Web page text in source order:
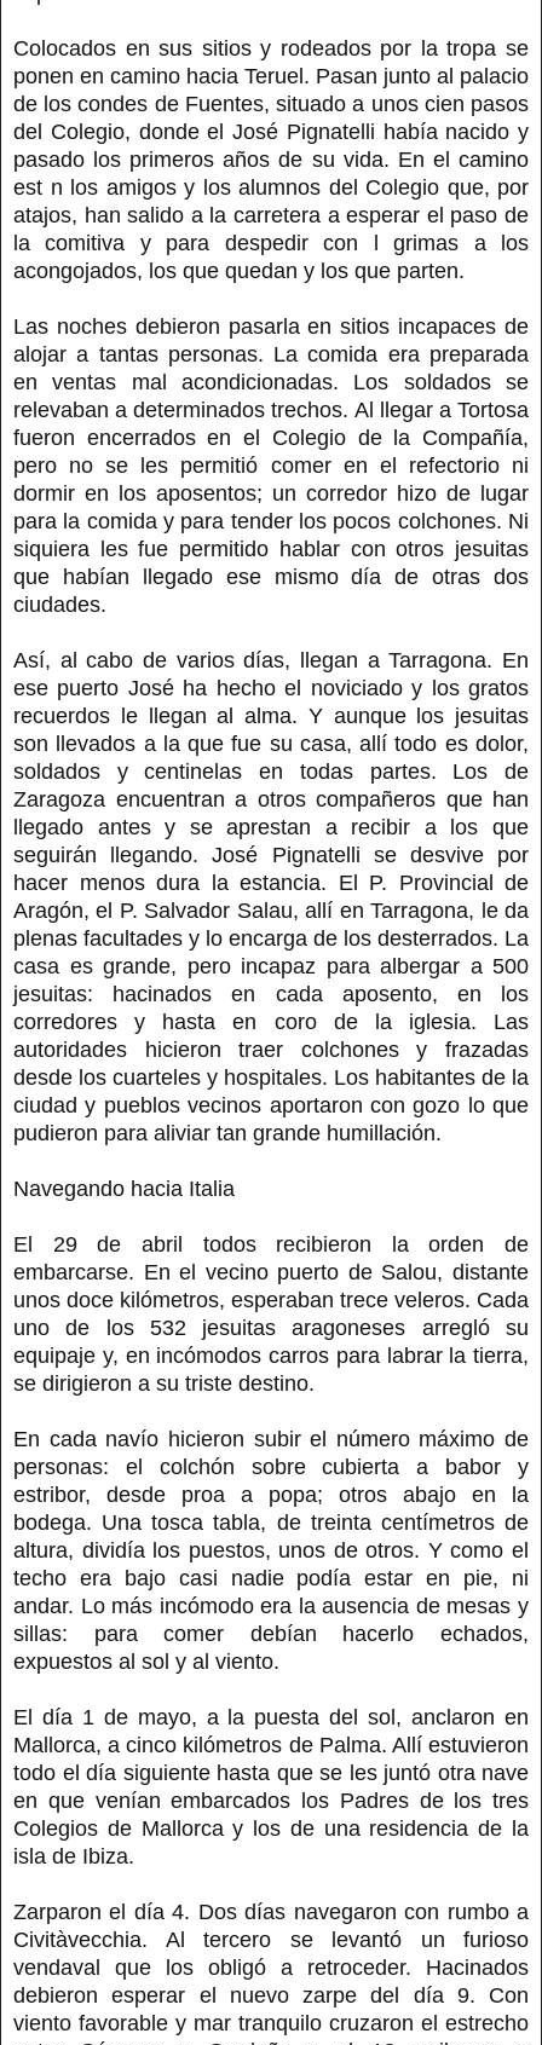
Colocados en sus sitios y rodeados por la tropa se
ponen en camino hacia Teruel. Pasan junto al palacio
de los condes de Fuentes, situado a unos cien pasos
del Colegio, donde el José Pignatelli había nacido y
pasado los primeros años de su vida. En el camino
est n los amigos y los alumnos del Colegio que, por
atajos, han salido a la carretera a esperar el paso de
la comitiva y para despedir con l grimas a los
acongojados, los que quedan y los que parten.
Las noches debieron pasarla en sitios incapaces de
alojar a tantas personas. La comida era preparada
en ventas mal acondicionadas. Los soldados se
relevaban a determinados trechos. Al llegar a Tortosa
fueron encerrados en el Colegio de la Compañía,
pero no se les permitió comer en el refectorio ni
dormir en los aposentos; un corredor hizo de lugar
para la comida y para tender los pocos colchones. Ni
siquiera les fue permitido hablar con otros jesuitas
que habían llegado ese mismo día de otras dos
ciudades.
Así, al cabo de varios días, llegan a Tarragona. En
ese puerto José ha hecho el noviciado y los gratos
recuerdos le llegan al alma. Y aunque los jesuitas
son llevados a la que fue su casa, allí todo es dolor,
soldados y centinelas en todas partes. Los de
Zaragoza encuentran a otros compañeros que han
llegado antes y se aprestan a recibir a los que
seguirán llegando. José Pignatelli se desvive por
hacer menos dura la estancia. El P. Provincial de
Aragón, el P. Salvador Salau, allí en Tarragona, le da
plenas facultades y lo encarga de los desterrados. La
casa es grande, pero incapaz para albergar a 500
jesuitas: hacinados en cada aposento, en los
corredores y hasta en coro de la iglesia. Las
autoridades hicieron traer colchones y frazadas
desde los cuarteles y hospitales. Los habitantes de la
ciudad y pueblos vecinos aportaron con gozo lo que
pudieron para aliviar tan grande humillación.
Navegando hacia Italia
El 29 de abril todos recibieron la orden de
embarcarse. En el vecino puerto de Salou, distante
unos doce kilómetros, esperaban trece veleros. Cada
uno de los 532 jesuitas aragoneses arregló su
equipaje y, en incómodos carros para labrar la tierra,
se dirigieron a su triste destino.
En cada navío hicieron subir el número máximo de
personas: el colchón sobre cubierta a babor y
estribor, desde proa a popa; otros abajo en la
bodega. Una tosca tabla, de treinta centímetros de
altura, dividía los puestos, unos de otros. Y como el
techo era bajo casi nadie podía estar en pie, ni
andar. Lo más incómodo era la ausencia de mesas y
sillas: para comer debían hacerlo echados,
expuestos al sol y al viento.
El día 1 de mayo, a la puesta del sol, anclaron en
Mallorca, a cinco kilómetros de Palma. Allí estuvieron
todo el día siguiente hasta que se les juntó otra nave
en que venían embarcados los Padres de los tres
Colegios de Mallorca y los de una residencia de la
isla de Ibiza.
Zarparon el día 4. Dos días navegaron con rumbo a
Civitàvecchia. Al tercero se levantó un furioso
vendaval que los obligó a retroceder. Hacinados
debieron esperar el nuevo zarpe del día 9. Con
viento favorable y mar tranquilo cruzaron el estrecho